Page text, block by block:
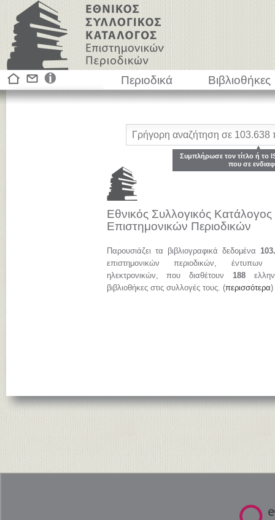
Περιοδικά Βιβλιοθήκες
Εθνικός Συλλογικός Κατάλογος
Επιστημονικών Περιοδικών
Παρουσιάζει τα βιβλιογραφικά δεδομένα
επιστημονικών περιοδικών, έντυπων
ηλεκτρονικών, που διαθέτουν 188
βιβλιοθήκες στις συλλογές τους. (περισσότερα)
Συμπλήρωσε τον τίτλο ή το
που σε